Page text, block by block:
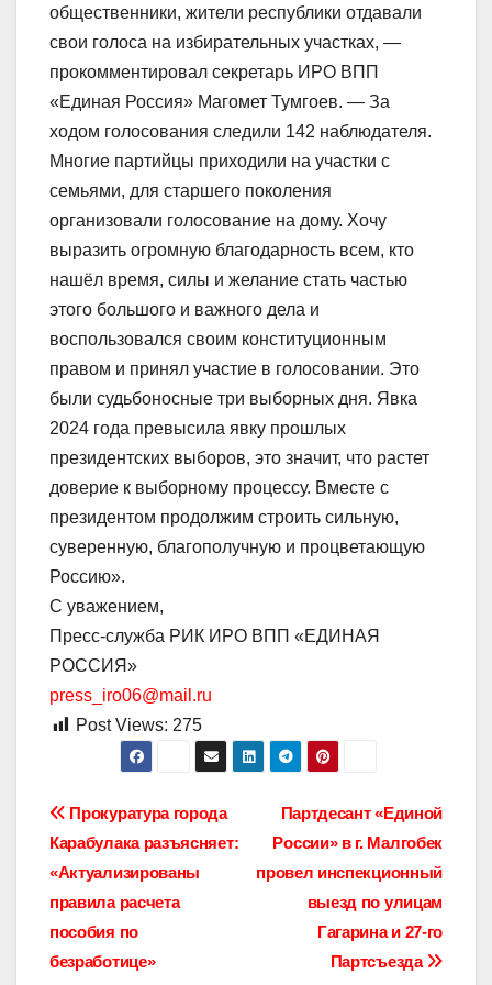
общественники, жители республики отдавали
свои голоса на избирательных участках, —
прокомментировал секретарь ИРО ВПП
«Единая Россия» Магомет Тумгоев. — За
ходом голосования следили 142 наблюдателя.
Многие партийцы приходили на участки с
семьями, для старшего поколения
организовали голосование на дому. Хочу
выразить огромную благодарность всем, кто
нашёл время, силы и желание стать частью
этого большого и важного дела и
воспользовался своим конституционным
правом и принял участие в голосовании. Это
были судьбоносные три выборных дня. Явка
2024 года превысила явку прошлых
президентских выборов, это значит, что растет
доверие к выборному процессу. Вместе с
президентом продолжим строить сильную,
суверенную, благополучную и процветающую
Россию».
С уважением,
Пресс-служба РИК ИРО ВПП «ЕДИНАЯ
РОССИЯ»
press_iro06@mail.ru
Post Views: 275
Навигация
по
записям
Партдесант «Единой
России» в г. Малгобек
провел инспекционный
выезд по улицам
Гагарина и 27-го
Партсъезда
Прокуратура города
Карабулака разъясняет:
«Актуализированы
правила расчета
пособия по
безработице»